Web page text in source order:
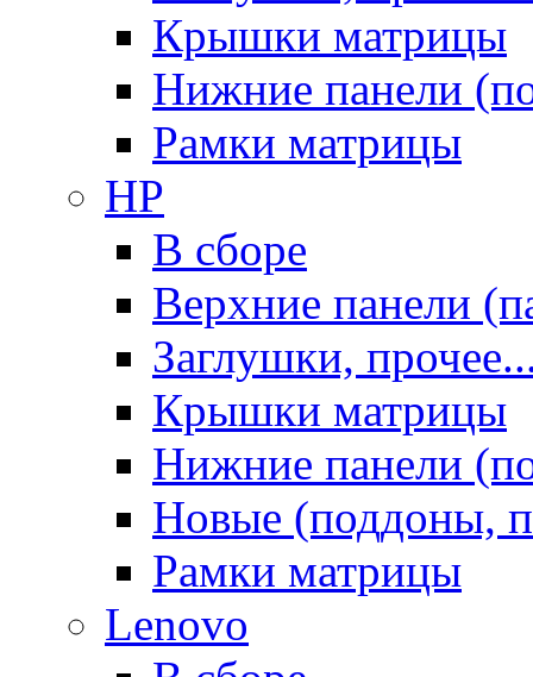
Крышки матрицы
Нижние панели
Рамки матрицы
HP
В сборе
Верхние панели
Заглушки,
Крышки матрицы
Нижние панели
Новые (поддоны,
Рамки матрицы
Lenovo